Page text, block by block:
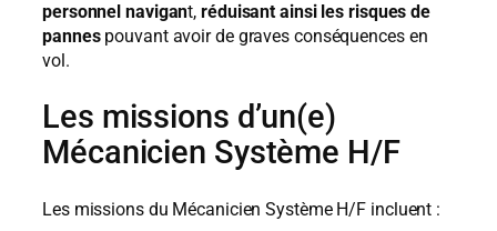
personnel navigant,réduisant ainsi les risques de
pannespouvant avoir de graves conséquences en
vol.
Les missions d’un(e)
Mécanicien Système H/F
Les missions du Mécanicien Système H/F incluent :